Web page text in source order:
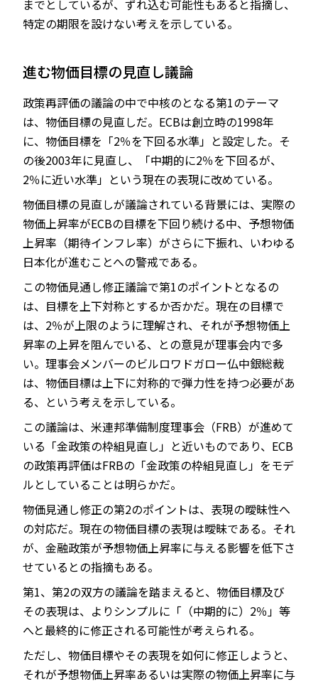
までとしているが、ずれ込む可能性もあると指摘し、
特定の期限を設けない考えを示している。
進む物価目標の見直し議論
政策再評価の議論の中で中核のとなる第1のテーマ
は、物価目標の見直しだ。ECBは創立時の1998年
に、物価目標を「2％を下回る水準」と設定した。そ
の後2003年に見直し、「中期的に2％を下回るが、
2％に近い水準」という現在の表現に改めている。
物価目標の見直しが議論されている背景には、実際の
物価上昇率がECBの目標を下回り続ける中、予想物価
上昇率（期待インフレ率）がさらに下振れ、いわゆる
日本化が進むことへの警戒である。
この物価見通し修正議論で第1のポイントとなるの
は、目標を上下対称とするか否かだ。現在の目標で
は、2％が上限のように理解され、それが予想物価上
昇率の上昇を阻んでいる、との意見が理事会内で多
い。理事会メンバーのビルロワドガロー仏中銀総裁
は、物価目標は上下に対称的で弾力性を持つ必要があ
る、という考えを示している。
この議論は、米連邦準備制度理事会（FRB）が進めて
いる「金政策の枠組見直し」と近いものであり、ECB
の政策再評価はFRBの「金政策の枠組見直し」をモデ
ルとしていることは明らかだ。
物価見通し修正の第2のポイントは、表現の曖昧性へ
の対応だ。現在の物価目標の表現は曖昧である。それ
が、金融政策が予想物価上昇率に与える影響を低下さ
せているとの指摘もある。
第1、第2の双方の議論を踏まえると、物価目標及び
その表現は、よりシンプルに「（中期的に）2％」等
へと最終的に修正される可能性が考えられる。
ただし、物価目標やその表現を如何に修正しようと、
それが予想物価上昇率あるいは実際の物価上昇率に与